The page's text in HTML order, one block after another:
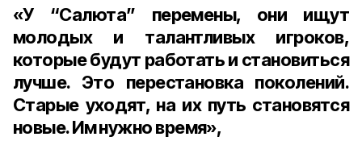
«У “Салюта” перемены, они ищут
молодых и талантливых игроков,
которые будут работать и становиться
лучше. Это перестановка поколений.
Старые уходят, на их путь становятся
новые. Им нужно время»,